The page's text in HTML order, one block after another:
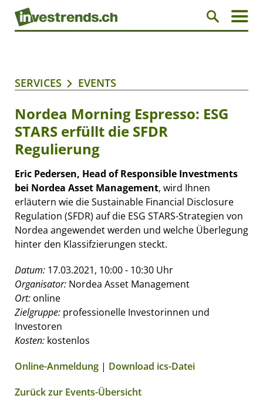
SERVICES EVENTS
Nordea Morning Espresso: ESG
STARS erfüllt die SFDR
Regulierung
Eric Pedersen, Head of Responsible Investments
bei Nordea Asset Management, wird Ihnen
erläutern wie die Sustainable Financial Disclosure
Regulation (SFDR) auf die ESG STARS-Strategien von
Nordea angewendet werden und welche Überlegung
hinter den Klassifzierungen steckt.
Datum: 17.03.2021, 10:00 - 10:30 Uhr
Organisator: Nordea Asset Management
Ort: online
Zielgruppe: professionelle Investorinnen und
Investoren
Kosten: kostenlos
Online-Anmeldung | Download ics-Datei
Zurück zur Events-Übersicht